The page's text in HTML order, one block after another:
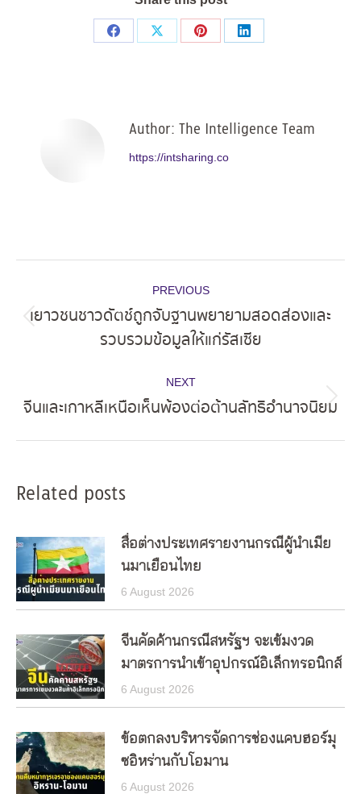
Share
Share
Share
Share
Author: The Intelligence Team
https://intsharing.co
navigation
PREVIOUS
Previous
post:
เยาวชนชาวดัตช์ถูกจับฐานพยายามสอดส่องและ
รวบรวมข้อมูลให้แก่รัสเซีย
NEXT
Next
จีนและเกาหลีเหนือเห็นพ้องต่อต้านลัทธิอำนาจนิยม
Related posts
สื่อต่างประเทศรายงานกรณีผู้นำเมีย
นมาเยือนไทย
6 August 2026
จีนคัดค้านกรณีสหรัฐฯ จะเข้มงวด
มาตรการนำเข้าอุปกรณ์อิเล็กทรอนิกส์
6 August 2026
ข้อตกลงบริหารจัดการช่องแคบฮอร์มุ
ซอิหร่านกับโอมาน
6 August 2026